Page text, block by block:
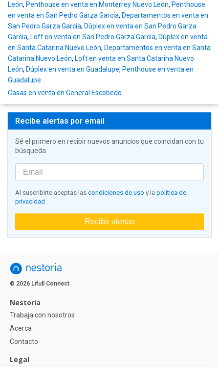
León, Penthouse en venta en Monterrey Nuevo León, Penthouse
en venta en San Pedro Garza García, Departamentos en venta en
San Pedro Garza García, Dúplex en venta en San Pedro Garza
García, Loft en venta en San Pedro Garza García, Dúplex en venta
en Santa Catarina Nuevo León, Departamentos en venta en Santa
Catarina Nuevo León, Loft en venta en Santa Catarina Nuevo
León, Dúplex en venta en Guadalupe, Penthouse en venta en
Guadalupe
Casas en venta en General Escobedo
Recibe alertas por email
Sé el primero en recibir nuevos anuncios que coincidan con tu
búsqueda
Al suscribirte aceptas las condiciones de uso y la política de
privacidad
Recibir alertas
© 2026 Lifull Connect
Nestoria
Trabaja con nosotros
Acerca
Contacto
Legal